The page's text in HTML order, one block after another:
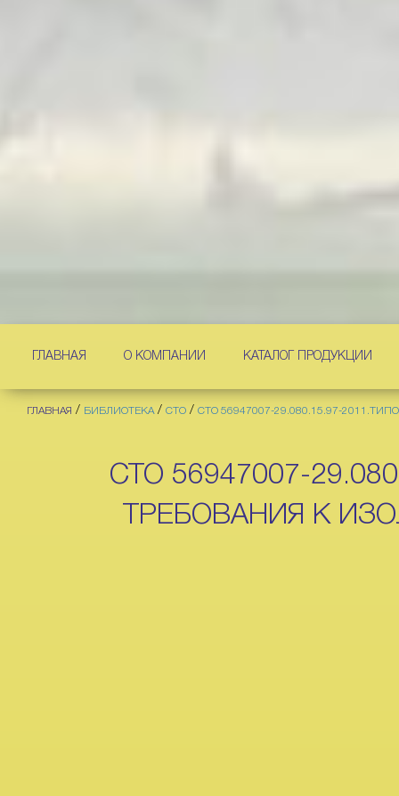
ГЛАВНАЯ О КОМПАНИИ КАТАЛОГ ПРОДУКЦИИ
ГЛАВНАЯ / БИБЛИОТЕКА/ СТО / СТО 56947007-29.080.15.97-
СТО 56947007-
ТРЕБОВАНИЯ К